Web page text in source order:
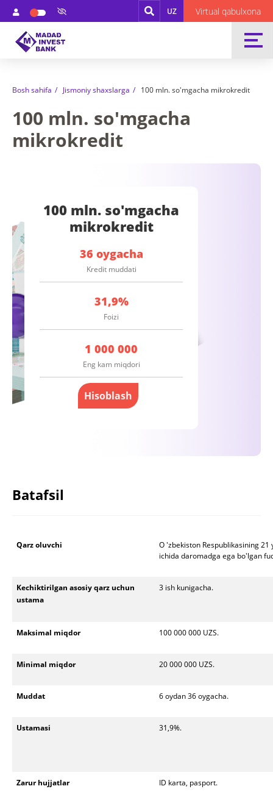
UZ Virtual qabulxona
Bosh sahifa Jismoniy shaxslarga 100 mln. so'mgacha mikrokredit
100 mln. so'mgacha
mikrokredit
100 mln. so'mgacha
mikrokredit
36 oygacha
31,9%
1 000 000
Hisoblash
Batafsil
Qarz oluvchi
O 'zbekiston Respublikasining
ichida daromadga ega bo'lgan
Kechiktirilgan asosiy qarz uchun
ustama
3 ish kunigacha.
Maksimal miqdor 100 000 000 UZS.
Minimal miqdor 20 000 000 UZS.
Muddat 6 oydan 36 oygacha.
Ustamasi 31,9%.
Zarur hujjatlar ID karta, pasport.